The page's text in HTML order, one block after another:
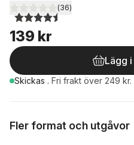
4,5utav 5 stjärnor. Totalt antal
(36)
139 kr
Lägg
Skickas . Fri frakt över 249 kr.
Fler format och utgåvor